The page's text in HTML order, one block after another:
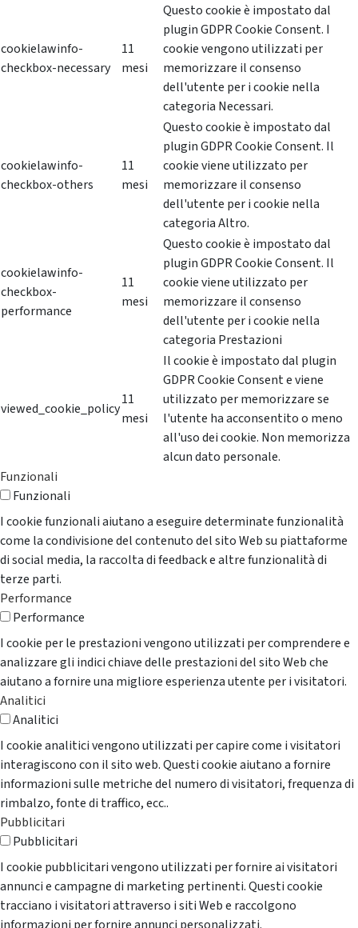
cookielawinfo-
checkbox-necessary
11
mesi
Questo cookie è impostato dal
plugin GDPR Cookie Consent. I
cookie vengono utilizzati per
memorizzare il consenso
dell'utente per i cookie nella
categoria Necessari.
cookielawinfo-
checkbox-others
11
mesi
Questo cookie è impostato dal
plugin GDPR Cookie Consent. Il
cookie viene utilizzato per
memorizzare il consenso
dell'utente per i cookie nella
categoria Altro.
cookielawinfo-
checkbox-
performance
11
mesi
Questo cookie è impostato dal
plugin GDPR Cookie Consent. Il
cookie viene utilizzato per
memorizzare il consenso
dell'utente per i cookie nella
categoria Prestazioni
viewed_cookie_policy
11
mesi
Il cookie è impostato dal plugin
GDPR Cookie Consent e viene
utilizzato per memorizzare se
l'utente ha acconsentito o meno
all'uso dei cookie. Non memorizza
alcun dato personale.
Funzionali
Funzionali
I cookie funzionali aiutano a eseguire determinate funzionalità
come la condivisione del contenuto del sito Web su piattaforme
di social media, la raccolta di feedback e altre funzionalità di
terze parti.
Performance
Performance
I cookie per le prestazioni vengono utilizzati per comprendere e
analizzare gli indici chiave delle prestazioni del sito Web che
aiutano a fornire una migliore esperienza utente per i visitatori.
Analitici
Analitici
I cookie analitici vengono utilizzati per capire come i visitatori
interagiscono con il sito web. Questi cookie aiutano a fornire
informazioni sulle metriche del numero di visitatori, frequenza di
rimbalzo, fonte di traffico, ecc..
Pubblicitari
Pubblicitari
I cookie pubblicitari vengono utilizzati per fornire ai visitatori
annunci e campagne di marketing pertinenti. Questi cookie
tracciano i visitatori attraverso i siti Web e raccolgono